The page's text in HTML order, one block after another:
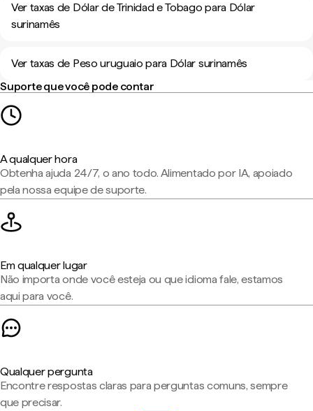
Ver taxas de Dólar de Trinidad e Tobago para Dólar
surinamês
Ver taxas de Peso uruguaio para Dólar surinamês
Suporte que você pode contar
A qualquer hora
Obtenha ajuda 24/7, o ano todo. Alimentado por IA, apoiado
pela nossa equipe de suporte.
Em qualquer lugar
Não importa onde você esteja ou que idioma fale, estamos
aqui para você.
Qualquer pergunta
Encontre respostas claras para perguntas comuns, sempre
que precisar.